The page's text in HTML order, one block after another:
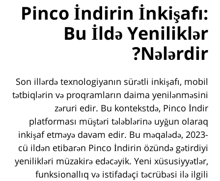
Pinco İndirin İnkişafı:
Bu İldə Yeniliklər
Nələrdir?
Son illərdə texnologiyanın sürətli inkişafı, mobil
tətbiqlərin və proqramların daima yenilənməsini
zəruri edir. Bu kontekstdə, Pinco İndir
platforması müştəri tələblərinə uyğun olaraq
inkişaf etməyə davam edir. Bu məqalədə, 2023-
cü ildən etibarən Pinco İndirin özündə gətirdiyi
yenilikləri müzakirə edəcəyik. Yeni xüsusiyyətlər,
funksionallıq və istifadəçi təcrübəsi ilə ilgili